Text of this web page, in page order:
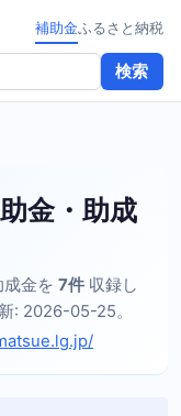
検索
補助金ふるさと納税
金・助成
金を 7件 収録し
: 2026-05-25。